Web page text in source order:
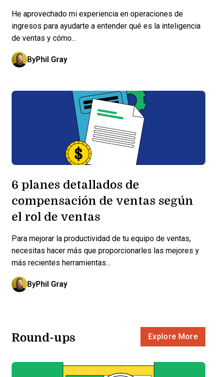
He aprovechado mi experiencia en operaciones de
ingresos para ayudarte a entender qué es la inteligencia
de ventas y cómo...
ByPhil Gray
6 planes detallados de
compensación de ventas según
el rol de ventas
Para mejorar la productividad de tu equipo de ventas,
necesitas hacer más que proporcionarles las mejores y
más recientes herramientas...
ByPhil Gray
Round-ups Explore More